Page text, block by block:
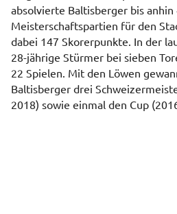
absolvierte Baltisberger bis anhin
Meisterschaftspartien für den
dabei 147 Skorerpunkte. In der
28-jährige Stürmer bei sieben
22 Spielen. Mit den Löwen
Baltisberger drei
2018) sowie einmal den Cup